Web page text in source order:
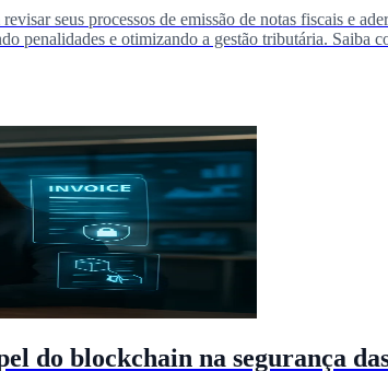
seus processos de emissão de notas fiscais e
penalidades e otimizando a gestão tributária. Saiba
do blockchain na segurança